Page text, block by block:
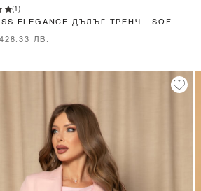
(1)
ELEGANCE ДЪЛЪГ ТРЕНЧ - SOFT
ЛВ.